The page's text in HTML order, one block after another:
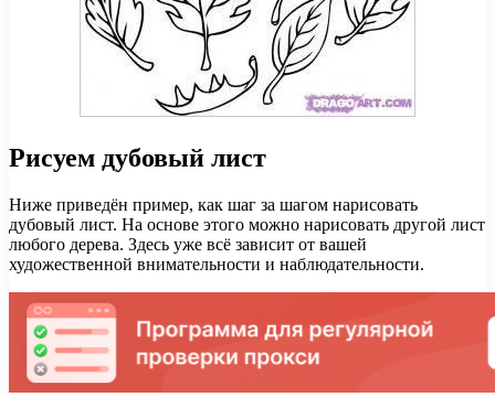
Рисуем дубовый лист
Ниже приведён пример, как шаг за шагом нарисовать
дубовый лист. На основе этого можно нарисовать другой лист
любого дерева. Здесь уже всё зависит от вашей
художественной внимательности и наблюдательности.